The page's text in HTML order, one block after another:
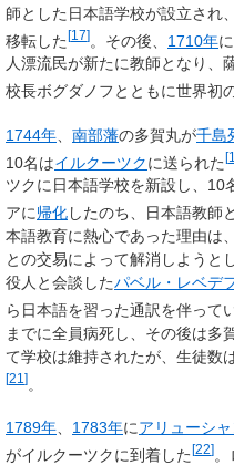
師とした日本語学校が設立され、
移転した[17]。その後、 1710年
人漂流民が新たに教師となり、
校長ボグダノフとともに世界初
1744年 南部藩の多賀丸が千島
10名はイルクーツクに送られた[
ツクに日本語学校を新設し、10
アに帰化したのち、日本語教師
本語教育に熱心であった理由は、
との交易によって解消しようと
役人と会談したパベル・レベデ
ら日本語を習った通訳を伴って
までに全員病死し、その後は多
て学校は維持されたが、生徒数
[21 ]。
1789年 1783年にアリューシ
がイルクーツクに到着した[22]